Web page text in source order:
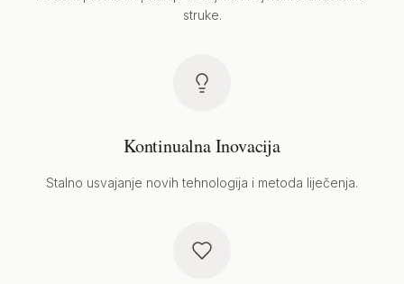
struke.
Kontinualna Inovacija
Stalno usvajanje novih tehnologija i metoda liječenja.